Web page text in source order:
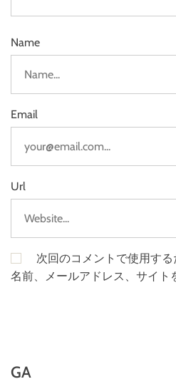
Name
Email
Url
次回のコメントで使用す
名前、メールアドレス、サイト
GA